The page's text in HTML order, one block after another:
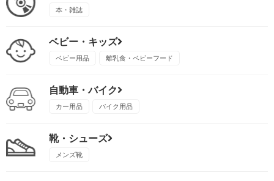
本・雑誌
ベビー・キッズ
ベビー用品 離乳食・ベビーフード
自動車・バイク
カー用品 バイク用品
靴・シューズ
メンズ靴